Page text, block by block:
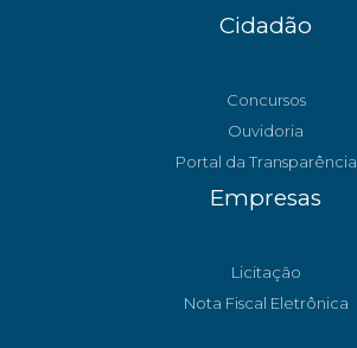
Cidadão
Concursos
Ouvidoria
Portal da Transparência
Empresas
Licitação
Nota Fiscal Eletrônica